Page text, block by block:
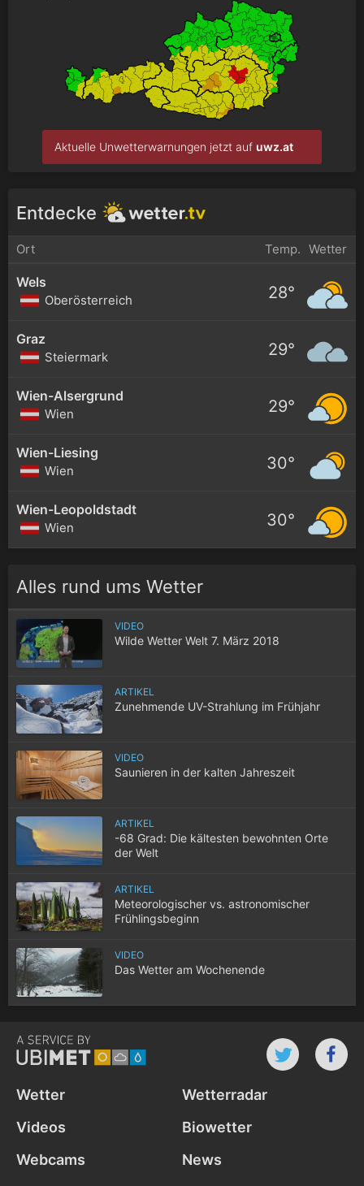
Aktuelle Unwetterwarnungen jetzt auf uwz.at
Entdecke
Ort Temp. Wetter
Wels
Oberösterreich 28°
Graz
Steiermark 29°
Wien-Alsergrund
Wien 29°
Wien-Liesing
Wien 30°
Wien-Leopoldstadt
Wien 30°
Alles rund ums Wetter
VIDEO
Wilde Wetter Welt 7. März 2018
ARTIKEL
Zunehmende UV-Strahlung im Frühjahr
VIDEO
Saunieren in der kalten Jahreszeit
ARTIKEL
-68 Grad: Die kältesten bewohnten Orte
der Welt
ARTIKEL
Meteorologischer vs. astronomischer
Frühlingsbeginn
VIDEO
Das Wetter am Wochenende
Wetter
Wetterradar
Videos
Biowetter
Webcams
News